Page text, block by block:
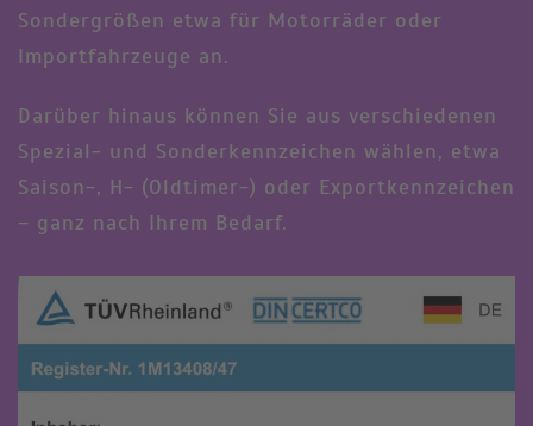
Sondergrößen etwa für Motorräder oder
Importfahrzeuge an.
Darüber hinaus können Sie aus verschiedenen
Spezial- und Sonderkennzeichen wählen, etwa
Saison-, H- (Oldtimer-) oder Exportkennzeichen
– ganz nach Ihrem Bedarf.